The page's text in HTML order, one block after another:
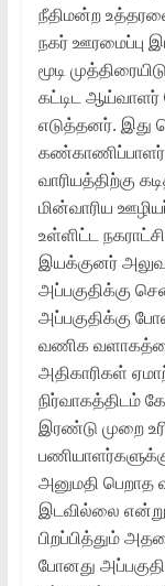
நீதிமன்ற
நகர் ஊரமைப்பு
மூடி
கட்டிட
எடுத்தனர்.
வாரியத்திற்கு
மின்வாரிய
உள்ளிட்ட
இயக்குனர்
அப்பகுதிக்கு
அப்பகுதிக்கு
வணிக வளாகத்தை
அதிகாரிகள்
நிர்வாகத்திடம்
இரண்டு முறை
அனுமதி பெறாத
இடவில்லை
பிறப்பித்தும்
போனது